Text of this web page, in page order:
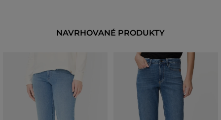
NAVRHOVANÉ PRODUKTY